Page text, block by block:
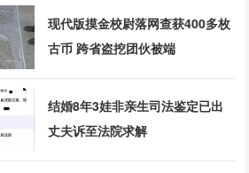
现代版摸金校尉落网查获400多枚
古币 跨省盗挖团伙被端
结婚8年3娃非亲生司法鉴定已出
丈夫诉至法院求解